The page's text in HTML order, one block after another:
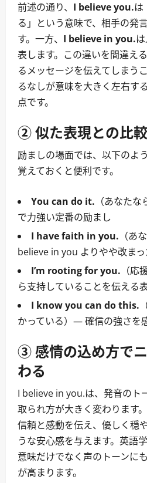
前述の通り、 I believe you.は
る」という意味で、相手の発
す。一方、 I believe in you.
表します。この違いを間違え
るメッセージを伝えてしまう
るなしが意味を大きく左右す
点です。
② 似た表現との比較
励ましの場面では、以下のよ
覚えておくと便利です。
You can do it. （あなた
で力強い定番の励まし
I have faith in you. （あ
believe in you よりやや改まっ
I’m rooting for you. （
ら支持していることを伝える
I know you can do this.
かっている）― 確信の強さを
③ 感情の込め方で
わる
I believe in you.は、発音のト
取られ方が大きく変わります
信頼と感動を伝え、優しく穏
うな安心感を与えます。英語
意味だけでなく声のトーンに
が高まります。